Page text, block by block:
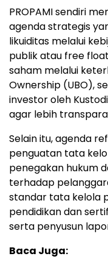
PROPAMI sendiri
agenda strategis
likuiditas melalui
publik atau free
saham melalui
Ownership (UBO),
investor oleh
agar lebih
Selain itu, agenda
penguatan tata
penegakan hukum
terhadap
standar tata kelola
pendidikan dan
serta penyusun
Baca Juga: